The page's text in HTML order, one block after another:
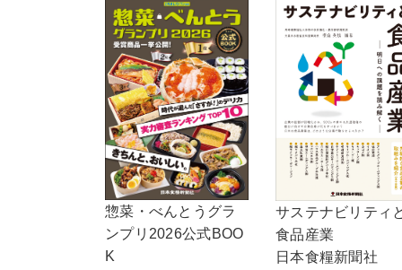
惣菜・べんとうグラ
ンプリ2026公式BOO
K
サステナビリティ
食品産業
日本食糧新聞社